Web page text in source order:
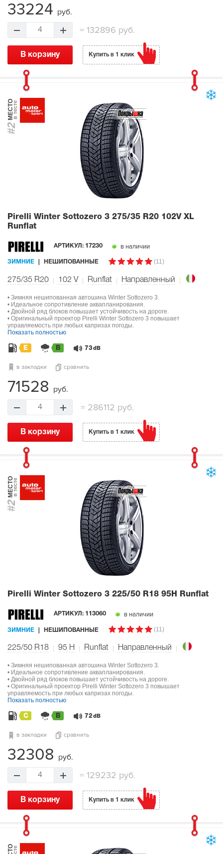
33224 руб.
4 = 132896 руб.
В корзину Купить в 1 клик
#2
МЕСТОв тесте
Pirelli Winter Sottozero 3 275/35 R20 102V XL
Runflat
АРТИКУЛ: 17230 в наличии
ЗИМНИЕ НЕШИПОВАННЫЕ (11)
275/35 R20 102 V Runflat Направленный
• Зимняя нешипованная автошина Winter Sottozero 3.
• Идеальное сопротивление аквапланирования.
• Двойной ряд блоков повышает устойчивость на дороге.
• Оригинальный проектор Pirelli Winter Sottozero 3 повышает
управляемость при любых капризах погоды.
Показать полностью
E B 73 dB
в закладки сравнить
71528 руб.
4 = 286112 руб.
В корзину Купить в 1 клик
#2
МЕСТОв тесте
Pirelli Winter Sottozero 3 225/50 R18 95H Runflat
АРТИКУЛ: 113060 в наличии
ЗИМНИЕ НЕШИПОВАННЫЕ (11)
225/50 R18 95 H Runflat Направленный
• Зимняя нешипованная автошина Winter Sottozero 3.
• Идеальное сопротивление аквапланирования.
• Двойной ряд блоков повышает устойчивость на дороге.
• Оригинальный проектор Pirelli Winter Sottozero 3 повышает
управляемость при любых капризах погоды.
Показать полностью
C B 72 dB
в закладки сравнить
32308 руб.
4 =129232 руб.
В корзину Купить в 1 клик